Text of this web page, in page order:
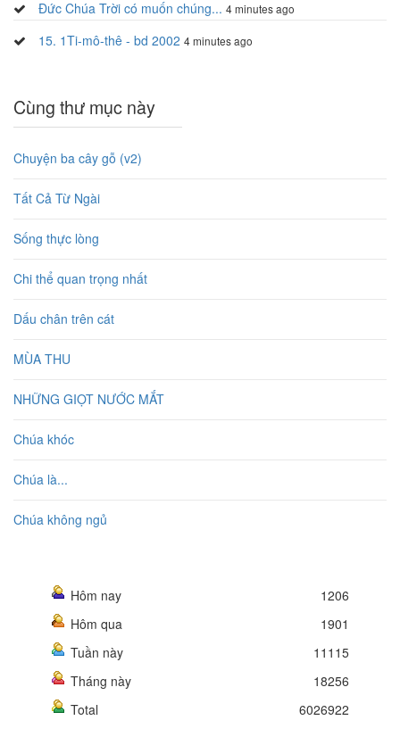
Đức Chúa Trời có muốn chúng... 4 minutes ago
15. 1Ti-mô-thê - bd 2002 4 minutes ago
Cùng thư mục này
Chuyện ba cây gỗ (v2)
Tất Cả Từ Ngài
Sống thực lòng
Chi thể quan trọng nhất
Dấu chân trên cát
MÙA THU
NHỮNG GIỌT NƯỚC MẮT
Chúa khóc
Chúa là...
Chúa không ngủ
Hôm nay
1206
Hôm qua
1901
Tuần này
11115
Tháng này
18256
Total
6026922